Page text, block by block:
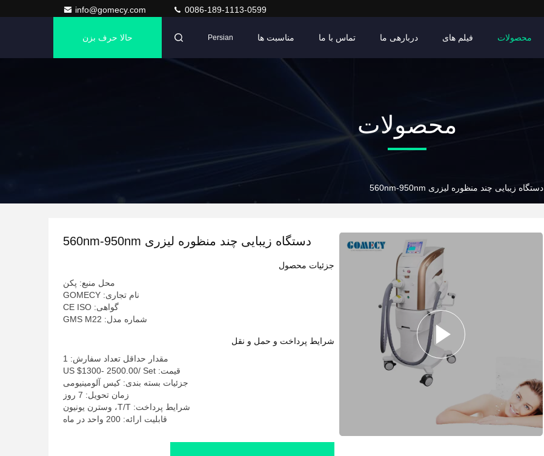
info@gomecy.com 0086-189-1113-0599
محصولات فیلم های دربارهی ما تماس با ما مناسبت ها Persian حالا حرف بزن
محصولات
دستگاه زیبایی چند منظوره لیزری 560nm-950nm
دستگاه زیبایی چند منظوره لیزری 560nm-950nm
جزئیات محصول
محل منبع: پکن
نام تجاری: GOMECY
گواهی: CE ISO
شماره مدل: GMS M22
شرایط پرداخت و حمل و نقل
مقدار حداقل تعداد سفارش: 1
قیمت: US $1300- 2500.00/ Set
جزئیات بسته بندی: کیس آلومینیومی
زمان تحویل: 7 روز
شرایط پرداخت: T/T، وسترن یونیون
قابلیت ارائه: 200 واحد در ماه